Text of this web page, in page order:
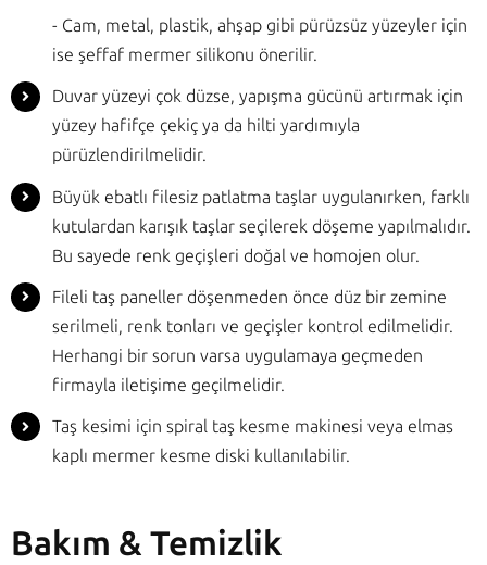
- Cam, metal, plastik, ahşap gibi pürüzsüz yüzeyler için
ise şeffaf mermer silikonu önerilir.
Duvar yüzeyi çok düzse, yapışma gücünü artırmak için
yüzey hafifçe çekiç ya da hilti yardımıyla
pürüzlendirilmelidir.
Büyük ebatlı filesiz patlatma taşlar uygulanırken, farklı
kutulardan karışık taşlar seçilerek döşeme yapılmalıdır.
Bu sayede renk geçişleri doğal ve homojen olur.
Fileli taş paneller döşenmeden önce düz bir zemine
serilmeli, renk tonları ve geçişler kontrol edilmelidir.
Herhangi bir sorun varsa uygulamaya geçmeden
firmayla iletişime geçilmelidir.
Taş kesimi için spiral taş kesme makinesi veya elmas
kaplı mermer kesme diski kullanılabilir.
Bakım & Temizlik